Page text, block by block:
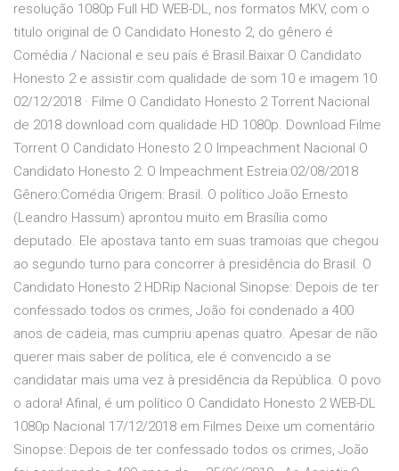
resolução 1080p Full HD WEB-DL, nos formatos MKV, com o
titulo original de O Candidato Honesto 2, do gênero é
Comédia / Nacional e seu país é Brasil.Baixar O Candidato
Honesto 2 e assistir com qualidade de som 10 e imagem 10
02/12/2018 · Filme O Candidato Honesto 2 Torrent Nacional
de 2018 download com qualidade HD 1080p. Download Filme
Torrent O Candidato Honesto 2 O Impeachment Nacional O
Candidato Honesto 2: O Impeachment Estreia:02/08/2018
Gênero:Comédia Origem: Brasil. O político João Ernesto
(Leandro Hassum) aprontou muito em Brasília como
deputado. Ele apostava tanto em suas tramoias que chegou
ao segundo turno para concorrer à presidência do Brasil. O
Candidato Honesto 2 HDRip Nacional Sinopse: Depois de ter
confessado todos os crimes, João foi condenado a 400
anos de cadeia, mas cumpriu apenas quatro. Apesar de não
querer mais saber de política, ele é convencido a se
candidatar mais uma vez à presidência da República. O povo
o adora! Afinal, é um político O Candidato Honesto 2 WEB-DL
1080p Nacional 17/12/2018 em Filmes Deixe um comentário
Sinopse: Depois de ter confessado todos os crimes, João